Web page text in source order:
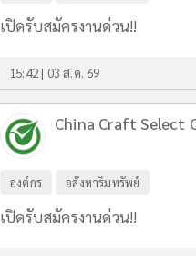
เปิดรับสมัครงานด่วน!!
15:42 | 03 ส.ค. 69
China Craft Select
องค์กร อสังหาริมทรัพย์
เปิดรับสมัครงานด่วน!!